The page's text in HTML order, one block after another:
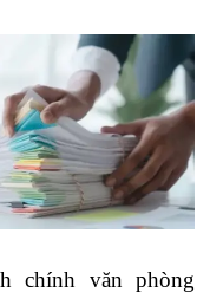
chính văn phòng